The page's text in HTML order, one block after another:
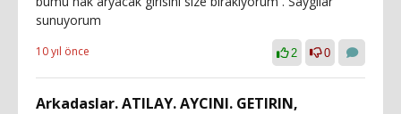
sunuyorum
10 yıl önce 2 0
Arkadaslar. ATILAY. AYCINI. GETIRIN,